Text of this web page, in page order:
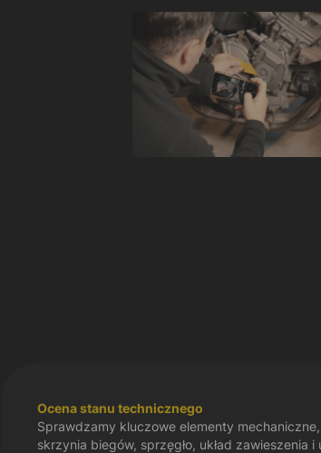
Ocena stanu technicznego
Sprawdzamy kluczowe elementy
skrzynia biegów, sprzęgło, układ zawieszenia i